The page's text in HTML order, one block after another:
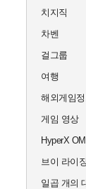
치지직
차벤
걸그룹
여행
해외게임
게임 영상
HyperX
브이 라이징
일곱 개의